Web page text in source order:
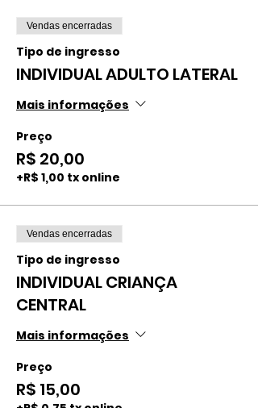
Vendas encerradas
Tipo de ingresso
INDIVIDUAL ADULTO LATERAL
Mais informações
Preço
R$ 20,00
+R$ 1,00 tx online
Vendas encerradas
Tipo de ingresso
INDIVIDUAL CRIANÇA
CENTRAL
Mais informações
Preço
R$ 15,00